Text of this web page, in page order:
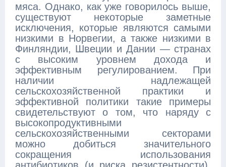
мяса. Однако, как уже говорилось выше,
существуют некоторые заметные
исключения, которые являются самыми
низкими в Норвегии, а также низкими в
Финляндии, Швеции и Дании — странах
с высоким уровнем дохода и
эффективным регулированием. При
наличии надлежащей
сельскохозяйственной практики и
эффективной политики такие примеры
свидетельствуют о том, что наряду с
высокопродуктивными
сельскохозяйственными секторами
можно добиться значительного
сокращения использования